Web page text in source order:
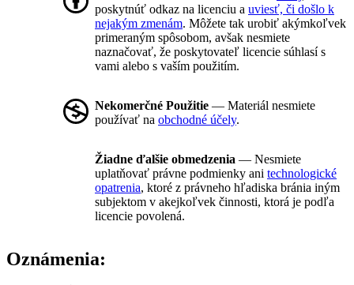
poskytnúť odkaz na licenciu a uviesť, či došlo k
nejakým zmenám. Môžete tak urobiť akýmkoľvek
primeraným spôsobom, avšak nesmiete
naznačovať, že poskytovateľ licencie súhlasí s
vami alebo s vaším použitím.
Nekomerčné Použitie — Materiál nesmiete
používať na obchodné účely.
Žiadne ďalšie obmedzenia — Nesmiete
uplatňovať právne podmienky ani technologické
opatrenia, ktoré z právneho hľadiska bránia iným
subjektom v akejkoľvek činnosti, ktorá je podľa
licencie povolená.
Oznámenia: